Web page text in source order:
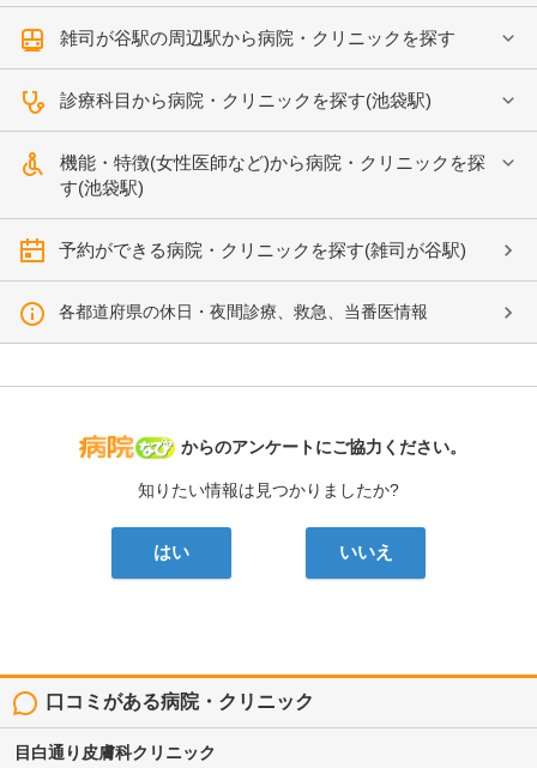
雑司が谷駅の周辺駅から病院・クリニックを探す
診療科目から病院・クリニックを探す(池袋駅)
機能・特徴(女性医師など)から病院・クリニックを探
す(池袋駅)
予約ができる病院・クリニックを探す(雑司が谷駅)
各都道府県の休日・夜間診療、救急、当番医情報
病院なび
からのアンケートにご協力ください。
知りたい情報は見つかりましたか?
はい いいえ
口コミがある病院・クリニック
目白通り皮膚科クリニック